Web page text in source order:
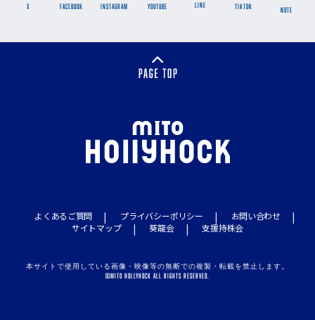
X FACEBOOK INSTAGRAM YOUTUBE LINE TikTok NOTE
よくあるご質問 プライバシーポリシー
お問い合わせ
サイトマップ
葵龍会 支援持株会
本サイトで使用している画像・映像等の無断での複製・転載を禁止します。
©MITO HOLLYHOCK ALL RIGHTS RESERVED.